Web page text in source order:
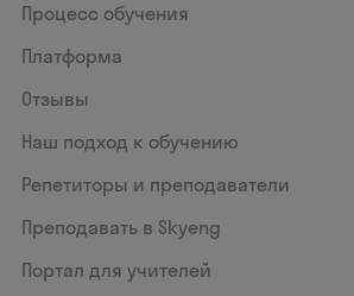
Процесс обучения
Платформа
Отзывы
Наш подход к обучению
Репетиторы и преподаватели
Преподавать в Skyeng
Портал для учителей